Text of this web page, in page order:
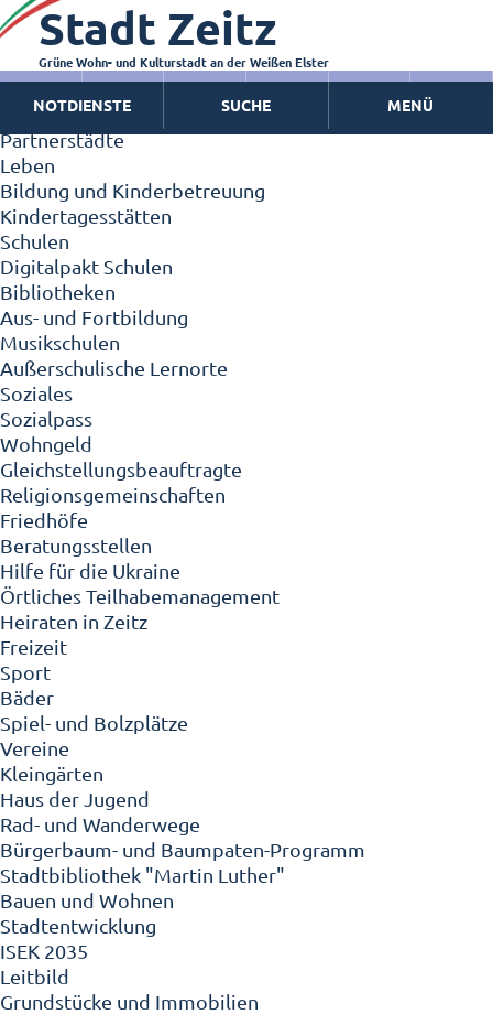
Zeitz - Die Kleinstadt
Willkommen in Zeitz!
Interview mit Oberbürgermeister Christian Thieme
Zeitz - Stadt der Zukunft
Ortschaften
Partnerstädte
Leben
Bildung und Kinderbetreuung
Kindertagesstätten
Schulen
Digitalpakt Schulen
Bibliotheken
Aus- und Fortbildung
Musikschulen
Außerschulische Lernorte
Soziales
Sozialpass
Wohngeld
Gleichstellungsbeauftragte
Religionsgemeinschaften
Friedhöfe
Beratungsstellen
Hilfe für die Ukraine
Örtliches Teilhabemanagement
Heiraten in Zeitz
Freizeit
Sport
Bäder
Spiel- und Bolzplätze
Vereine
Kleingärten
Haus der Jugend
Rad- und Wanderwege
Bürgerbaum- und Baumpaten-Programm
Stadtbibliothek "Martin Luther"
Bauen und Wohnen
Stadtentwicklung
ISEK 2035
Leitbild
Grundstücke und Immobilien
Stadt Zeitz
Grüne Wohn- und Kulturstadt an der Weißen Elster
NOTDIENSTE SUCHE MENÜ